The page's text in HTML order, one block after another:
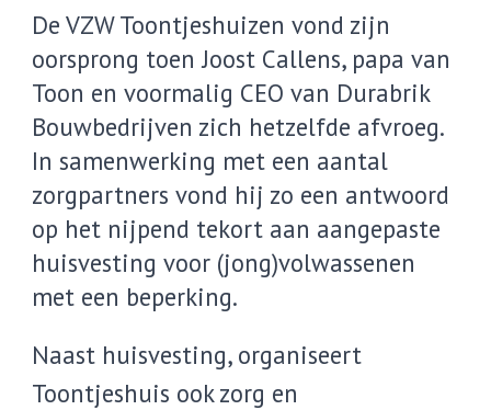
De VZW Toontjeshuizen vond zijn
oorsprong toen Joost Callens, papa van
Toon en voormalig CEO van Durabrik
Bouwbedrijven zich hetzelfde afvroeg.
In samenwerking met een aantal
zorgpartners vond hij zo een antwoord
op het nijpend tekort aan aangepaste
huisvesting voor (jong)volwassenen
met een beperking.
Naast huisvesting, organiseert
Toontjeshuis ook zorg en